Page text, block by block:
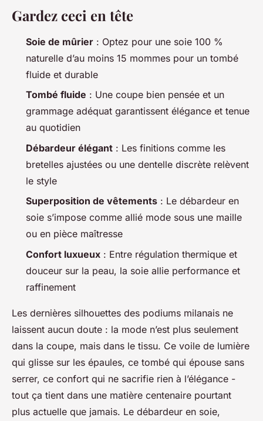
Gardez ceci en tête
Soie de mûrier : Optez pour une soie 100 %
naturelle d’au moins 15 mommes pour un tombé
fluide et durable
Tombé fluide : Une coupe bien pensée et un
grammage adéquat garantissent élégance et tenue
au quotidien
Débardeur élégant : Les finitions comme les
bretelles ajustées ou une dentelle discrète relèvent
le style
Superposition de vêtements : Le débardeur en
soie s’impose comme allié mode sous une maille
ou en pièce maîtresse
Confort luxueux : Entre régulation thermique et
douceur sur la peau, la soie allie performance et
raffinement
Les dernières silhouettes des podiums milanais ne
laissent aucun doute : la mode n’est plus seulement
dans la coupe, mais dans le tissu. Ce voile de lumière
qui glisse sur les épaules, ce tombé qui épouse sans
serrer, ce confort qui ne sacrifie rien à l’élégance -
tout ça tient dans une matière centenaire pourtant
plus actuelle que jamais. Le débardeur en soie,